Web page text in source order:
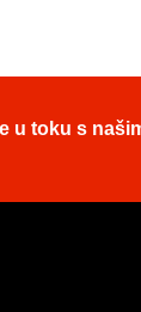
u toku s